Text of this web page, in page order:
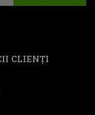
CLIENŢI